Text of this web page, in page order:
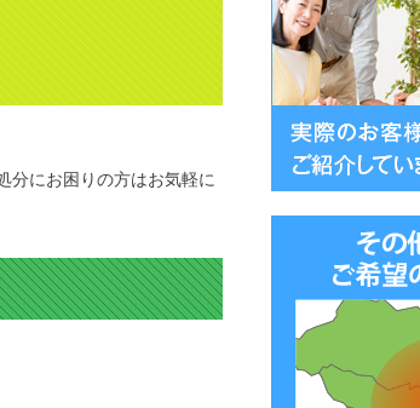
分にお困りの方はお気軽に